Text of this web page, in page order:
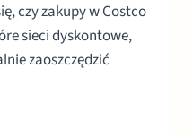
czy zakupy w Costco
sieci dyskontowe,
zaoszczędzić